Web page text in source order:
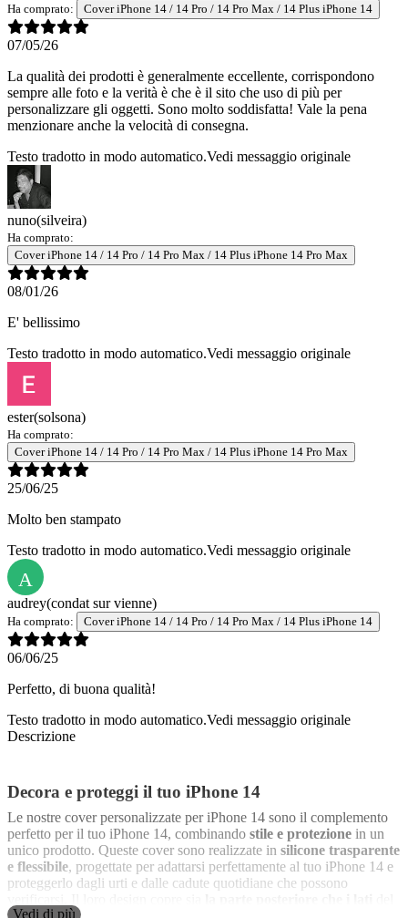
Ha comprato: Cover iPhone 14 / 14 Pro / 14 Pro Max / 14 Plus iPhone 14
07/05/26
La qualità dei prodotti è generalmente eccellente, corrispondono
sempre alle foto e la verità è che è il sito che uso di più per
personalizzare gli oggetti. Sono molto soddisfatta! Vale la pena
menzionare anche la velocità di consegna.
Testo tradotto in modo automatico.Vedi messaggio originale
nuno(silveira)
Ha comprato:
Cover iPhone 14 / 14 Pro / 14 Pro Max / 14 Plus iPhone 14 Pro Max
08/01/26
E' bellissimo
Testo tradotto in modo automatico.Vedi messaggio originale
ester(solsona)
Ha comprato:
Cover iPhone 14 / 14 Pro / 14 Pro Max / 14 Plus iPhone 14 Pro Max
25/06/25
Molto ben stampato
Testo tradotto in modo automatico.Vedi messaggio originale
A
audrey(condat sur vienne)
Ha comprato: Cover iPhone 14 / 14 Pro / 14 Pro Max / 14 Plus iPhone 14
06/06/25
Perfetto, di buona qualità!
Testo tradotto in modo automatico.Vedi messaggio originale
Descrizione
Decora e proteggi il tuo iPhone 14
Le nostre cover personalizzate per iPhone 14 sono il complemento
perfetto per il tuo iPhone 14, combinando stile e protezione in un
unico prodotto. Queste cover sono realizzate in silicone trasparente
e flessibile, progettate per adattarsi perfettamente al tuo iPhone 14 e
proteggerlo dagli urti e dalle cadute quotidiane che possono
Vedi di più